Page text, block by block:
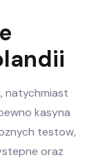
natychmiast
kasyna
testow,
oraz